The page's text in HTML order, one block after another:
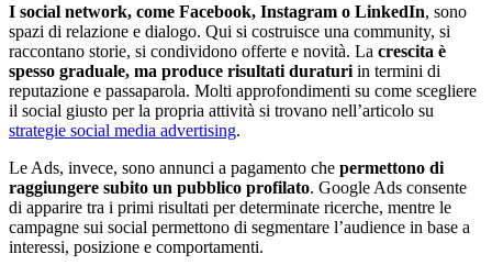
I social network, come Facebook, Instagram o LinkedIn, sono
spazi di relazione e dialogo. Qui si costruisce una community, si
raccontano storie, si condividono offerte e novità. La crescita è
spesso graduale, ma produce risultati duraturi in termini di
reputazione e passaparola. Molti approfondimenti su come scegliere
il social giusto per la propria attività si trovano nell’articolo su
strategie social media advertising.
Le Ads, invece, sono annunci a pagamento che permettono di
raggiungere subito un pubblico profilato. Google Ads consente
di apparire tra i primi risultati per determinate ricerche, mentre le
campagne sui social permettono di segmentare l’audience in base a
interessi, posizione e comportamenti.